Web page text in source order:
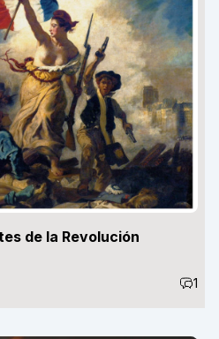
de la Revolución
1